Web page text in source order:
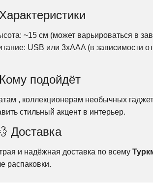
~15 см (может варьироваться в
USB или 3xAAA (в зависимости
подойдёт
, коллекционерам необычных
стильный акцент в интерьер.
Доставка
и надёжная доставка по всему
распаковки.